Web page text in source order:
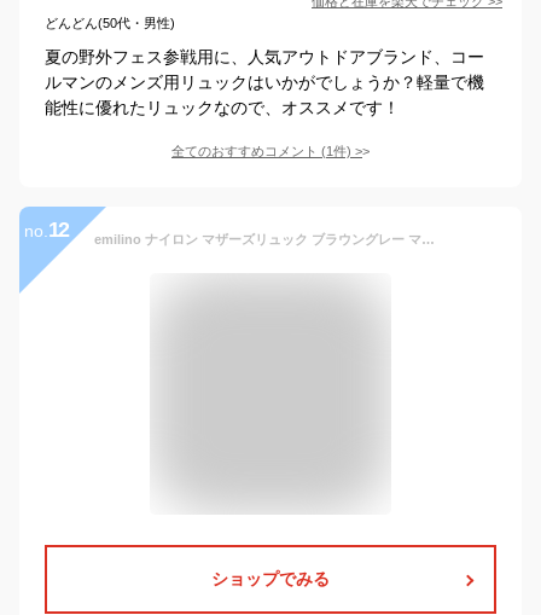
どんどん(50代・男性)
夏の野外フェス参戦用に、人気アウトドアブランド、コー
ルマンのメンズ用リュックはいかがでしょうか？軽量で機
能性に優れたリュックなので、オススメです！
全てのおすすめコメント (1件) >
no. 12 emilino ナイロン マザーズリュック ブラウングレー マザーズバッグ 20L ナイロンバッグ 背面ポケット ワンタッチ脱着 大容量 軽量 撥水 防水 バックパック リュック レディース 男女兼用 ユニセックス リュックサック
ショップでみる